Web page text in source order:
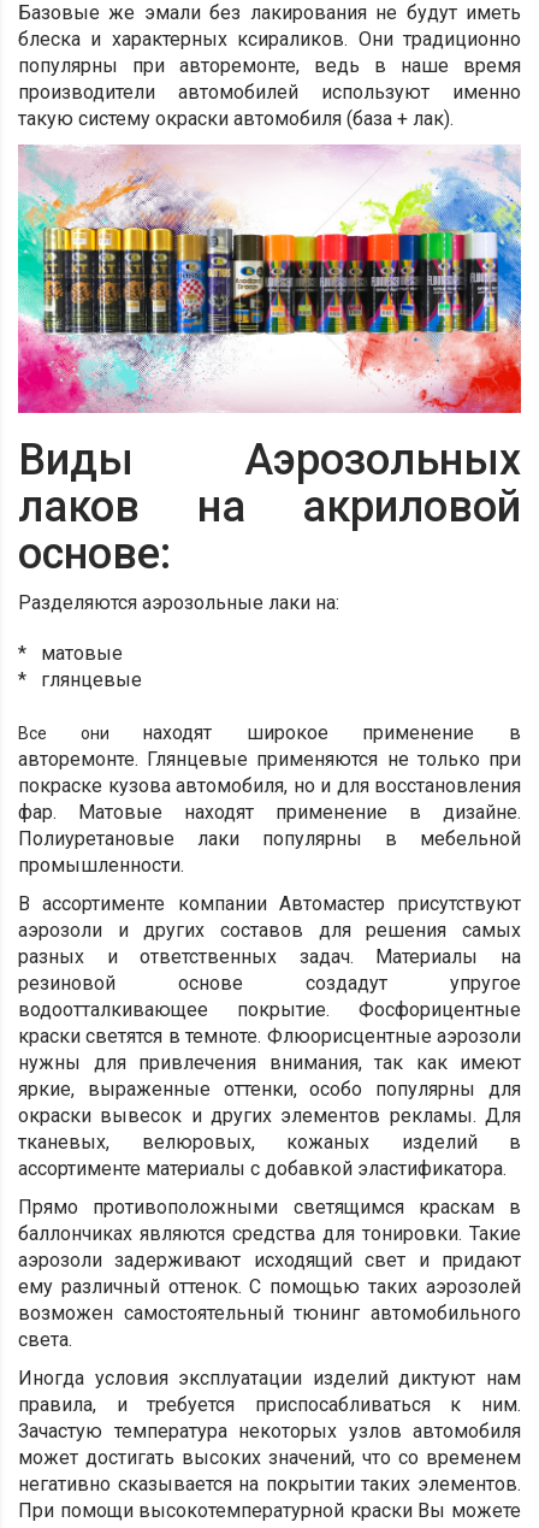
Базовые же эмали без лакирования не будут иметь
блеска и характерных ксираликов. Они традиционно
популярны при авторемонте, ведь в наше время
производители автомобилей используют именно
такую систему окраски автомобиля (база + лак).
Виды Аэрозольных
лаков на акриловой
основе:
Разделяются аэрозольные лаки на:
* матовые
* глянцевые
Все они находят широкое применение в
авторемонте. Глянцевые применяются не только при
покраске кузова автомобиля, но и для восстановления
фар. Матовые находят применение в дизайне.
Полиуретановые лаки популярны в мебельной
промышленности.
В ассортименте компании Автомастер присутствуют
аэрозоли и других составов для решения самых
разных и ответственных задач. Материалы на
резиновой основе создадут упругое
водоотталкивающее покрытие. Фосфорицентные
краски светятся в темноте. Флюорисцентные аэрозоли
нужны для привлечения внимания, так как имеют
яркие, выраженные оттенки, особо популярны для
окраски вывесок и других элементов рекламы. Для
тканевых, велюровых, кожаных изделий в
ассортименте материалы с добавкой эластификатора.
Прямо противоположными светящимся краскам в
баллончиках являются средства для тонировки. Такие
аэрозоли задерживают исходящий свет и придают
ему различный оттенок. С помощью таких аэрозолей
возможен самостоятельный тюнинг автомобильного
света.
Иногда условия эксплуатации изделий диктуют нам
правила, и требуется приспосабливаться к ним.
Зачастую температура некоторых узлов автомобиля
может достигать высоких значений, что со временем
негативно сказывается на покрытии таких элементов.
При помощи высокотемпературной краски Вы можете